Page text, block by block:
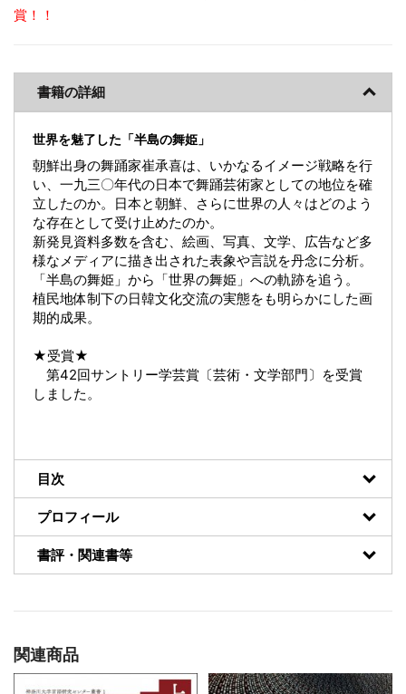
賞！！
書籍の詳細
世界を魅了した「半島の舞姫」
朝鮮出身の舞踊家崔承喜は、いかなるイメージ戦略を行
い、一九三〇年代の日本で舞踊芸術家としての地位を確
立したのか。日本と朝鮮、さらに世界の人々はどのよう
な存在として受け止めたのか。
新発見資料多数を含む、絵画、写真、文学、広告など多
様なメディアに描き出された表象や言説を丹念に分析。
「半島の舞姫」から「世界の舞姫」への軌跡を追う。
植民地体制下の日韓文化交流の実態をも明らかにした画
期的成果。
★受賞★
第42回サントリー学芸賞〔芸術・文学部門〕を受賞
しました。
目次
プロフィール
書評・関連書等
関連商品